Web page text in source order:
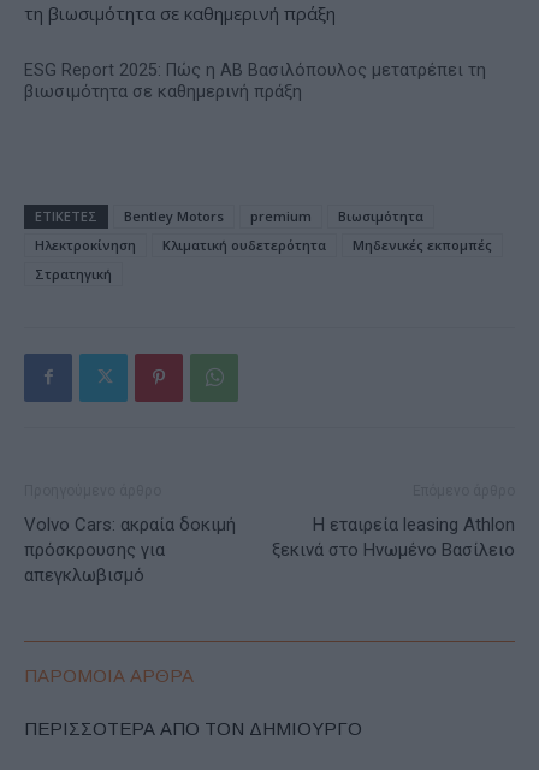
ESG Report 2025: Πώς η ΑΒ Βασιλόπουλος μετατρέπει τη
βιωσιμότητα σε καθημερινή πράξη
ΕΤΙΚΕΤΕΣ Bentley Motors premium
Βιωσιμότητα
Ηλεκτροκίνηση
Κλιματική ουδετερότητα
Μηδενικές εκπομπές
Στρατηγική
Volvo Cars: ακραία δοκιμή
πρόσκρουσης για
απεγκλωβισμό
Η εταιρεία leasing Athlon
ξεκινά στο Ηνωμένο Βασίλειο
ΠΑΡΟΜΟΙΑ ΑΡΘΡΑ
ΠΕΡΙΣΣΟΤΕΡΑ ΑΠΟ ΤΟΝ ΔΗΜΙΟΥΡΓΟ